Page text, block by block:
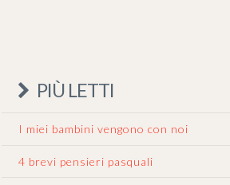
PIÙ LETTI
I miei bambini vengono con noi
4 brevi pensieri pasquali